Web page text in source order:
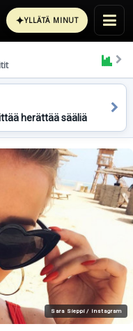
✦YLLÄTÄ MINUT
herättää sääliä
Sara Sieppi / Instagram